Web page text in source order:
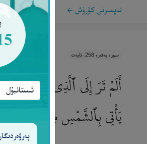
تەپسىرنى كۆرۈش
سۈرە بەقەرە 258-ئايەت
أَلَمْ تَرَ إِلَى ٱلَّذِى حَآجَّ
يَأْتِى بِٱلشَّمْسِ مِنَ